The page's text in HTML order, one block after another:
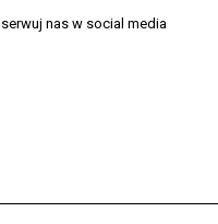
nas w social media